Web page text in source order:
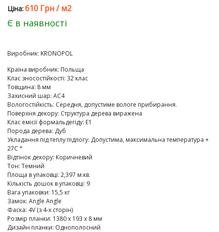
Цiна:610 Грн/м2
Є в наявності
Виробник: KRONOPOL
Країна виробник: Польща
Клас зносостійкості: 32 клас
Товщина: 8 мм
Захисний шар: AC4
Вологостійкість: Середня, допустиме вологе прибирання.
Поверхня декору: Структура дерева виражена
Клас емісії формальдегіду: E1
Порода дерева: Дуб
Укладання під теплу підлогу: Допустима, максимальна температура +
27C °
Відтінок декору: Коричневий
Тон: Темний
Площа в упаковці: 2,397 м.кв.
Кількість дошок в упаковці: 9
Вага упаковки: 15,5 кг
Замок: Angle Angle
Фаска: 4V (з 4-х сторін)
Розмір планки: 1380 х 193 х 8 мм
Дизайн планки: Однополосний